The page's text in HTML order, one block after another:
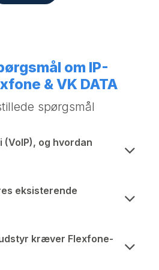
om IP-
& VK DATA
spørgsmål
og hvordan
eksisterende
kræver Flexfone-